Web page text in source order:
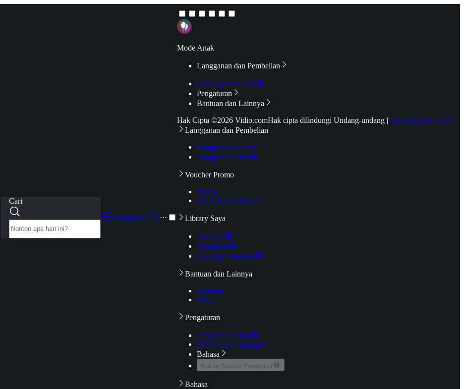
Cari
Langganan
···
Mode Anak
Langganan dan Pembelian
Hubungkan ke TV
Pengaturan
Bantuan dan Lainnya
Hak Cipta ©2026 Vidio.comHak cipta dilindungi Undang-undang | Syarat & Ketentuan
Langganan dan Pembelian
Langganan Premier
Langganan Aktif
Voucher Promo
Promo
Pakai Kode Voucher
Library Saya
Daftarku
Mengikuti
Riwayat Tontonan
Bantuan dan Lainnya
Bantuan
Blog
Pengaturan
Pengaturan Akun
Pemeriksaan Jaringan
Bahasa
Keluar Semua Perangkat
Bahasa